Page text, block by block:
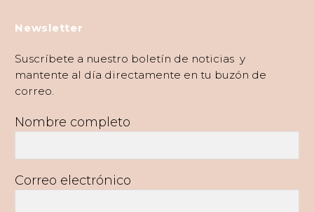
Newsletter
Suscríbete a nuestro boletín de noticias y
mantente al día directamente en tu buzón de
correo.
Nombre completo
Correo electrónico